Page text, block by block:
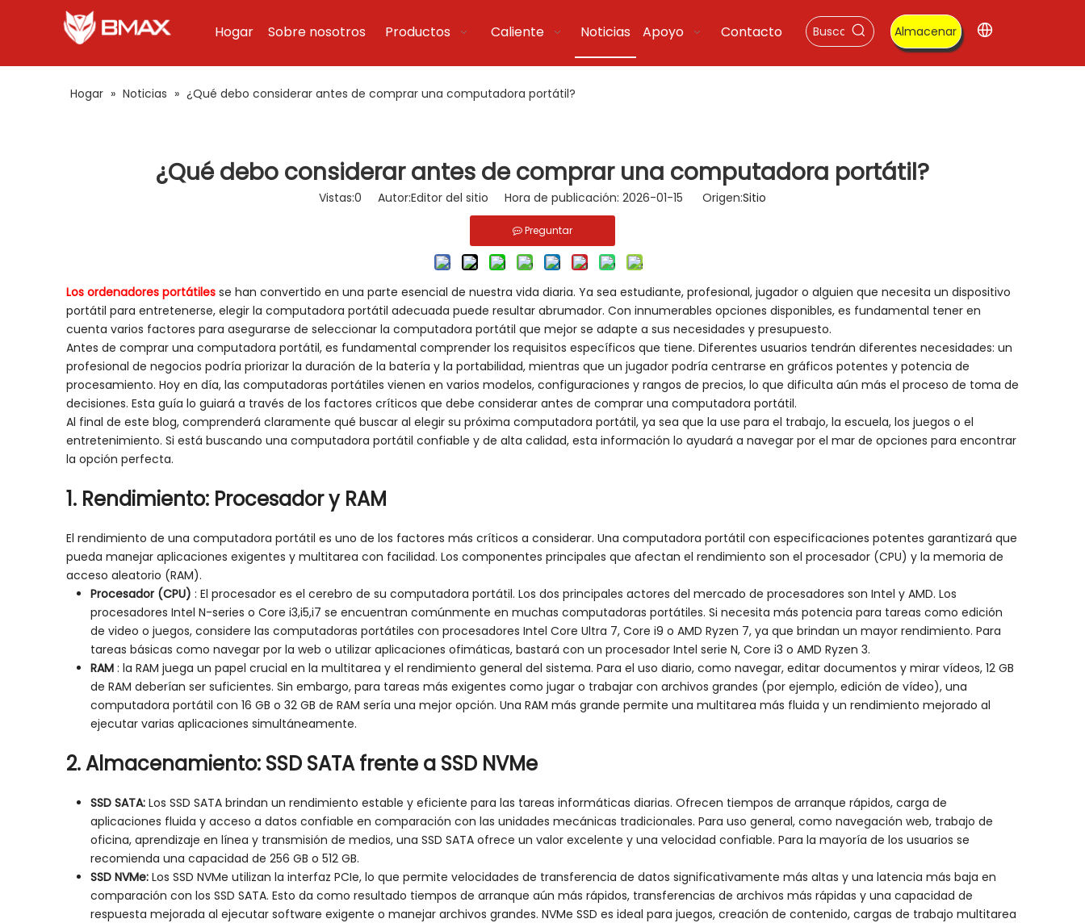
Hogar Sobre nosotros Productos Caliente Noticias Apoyo Contacto Almacenar
Hogar » Noticias » ¿Qué debo considerar antes de comprar una computadora portátil?
¿Qué debo considerar antes de comprar una computadora portátil?
Vistas:0 Autor:Editor del sitio Hora de publicación: 2026-01-15 Origen:Sitio
Preguntar
Los ordenadores portátiles se han convertido en una parte esencial de nuestra vida diaria. Ya sea estudiante, profesional, jugador o alguien que necesita un dispositivo
portátil para entretenerse, elegir la computadora portátil adecuada puede resultar abrumador. Con innumerables opciones disponibles, es fundamental tener en
cuenta varios factores para asegurarse de seleccionar la computadora portátil que mejor se adapte a sus necesidades y presupuesto.
Antes de comprar una computadora portátil, es fundamental comprender los requisitos específicos que tiene. Diferentes usuarios tendrán diferentes necesidades: un
profesional de negocios podría priorizar la duración de la batería y la portabilidad, mientras que un jugador podría centrarse en gráficos potentes y potencia de
procesamiento. Hoy en día, las computadoras portátiles vienen en varios modelos, configuraciones y rangos de precios, lo que dificulta aún más el proceso de toma de
decisiones. Esta guía lo guiará a través de los factores críticos que debe considerar antes de comprar una computadora portátil.
Al final de este blog, comprenderá claramente qué buscar al elegir su próxima computadora portátil, ya sea que la use para el trabajo, la escuela, los juegos o el
entretenimiento. Si está buscando una computadora portátil confiable y de alta calidad, esta información lo ayudará a navegar por el mar de opciones para encontrar
la opción perfecta.
1. Rendimiento: Procesadory RAM
El rendimiento de una computadora portátil es uno de los factores más críticos a considerar. Una computadora portátil con especificaciones potentes garantizará que
pueda manejar aplicaciones exigentes y multitarea con facilidad. Los componentes principales que afectan el rendimiento son el procesador (CPU) y la memoria de
acceso aleatorio (RAM).
Procesador (CPU) : El procesador es el cerebro de su computadora portátil. Los dos principales actores del mercado de procesadores son Intel y AMD. Los
procesadores Intel N-series o Core i3,i5,i7 se encuentran comúnmente en muchas computadoras portátiles. Si necesita más potencia para tareas como edición
de video o juegos, considere las computadoras portátiles con procesadores Intel Core Ultra 7, Core i9 o AMD Ryzen 7, ya que brindan un mayor rendimiento. Para
tareas básicas como navegar por la web o utilizar aplicaciones ofimáticas, bastará con un procesador Intel serie N, Core i3 o AMD Ryzen 3.
RAM : la RAM juega un papel crucial en la multitarea y el rendimiento general del sistema. Para el uso diario, como navegar, editar documentos y mirar vídeos, 12 GB
de RAM deberían ser suficientes. Sin embargo, para tareas más exigentes como jugar o trabajar con archivos grandes (por ejemplo, edición de vídeo), una
computadora portátil con 16 GB o 32 GB de RAM sería una mejor opción. Una RAM más grande permite una multitarea más fluida y un rendimiento mejorado al
ejecutar varias aplicaciones simultáneamente.
2.Almacenamiento: SSD SATA frente a SSD NVMe
SSD SATA: Los SSD SATA brindan un rendimiento estable y eficiente para las tareas informáticas diarias. Ofrecen tiempos de arranque rápidos, carga de
aplicaciones fluida y acceso a datos confiable en comparación con las unidades mecánicas tradicionales. Para uso general, como navegación web, trabajo de
oficina, aprendizaje en línea y transmisión de medios, una SSD SATA ofrece un valor excelente y una velocidad confiable. Para la mayoría de los usuarios se
recomienda una capacidad de 256 GB o 512 GB.
SSD NVMe: Los SSD NVMe utilizan la interfaz PCIe, lo que permite velocidades de transferencia de datos significativamente más altas y una latencia más baja en
comparación con los SSD SATA. Esto da como resultado tiempos de arranque aún más rápidos, transferencias de archivos más rápidas y una capacidad de
respuesta mejorada al ejecutar software exigente o manejar archivos grandes. NVMe SSD es ideal para juegos, creación de contenido, cargas de trabajo multitarea